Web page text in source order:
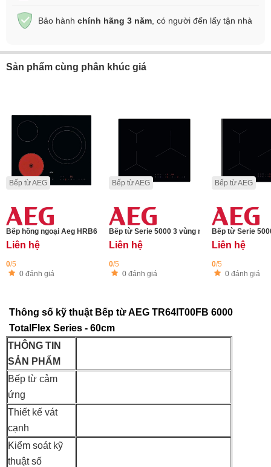
Bảo hành chính hãng 3 năm , có người đến lấy tận nhà
Sản phẩm cùng phân khúc giá
Bếp từ AEG
Bếp hồng ngoại Aeg HRB63321CK - 3000 Series
Liên hệ
0/5
0 đánh giá
Bếp từ AEG
Bếp từ Serie 5000 3 vùng nấu AEG TN63IP0BIB
Liên hệ
0/5
0 đánh giá
Bếp từ AEG
Bếp từ Serie
Liên hệ
0/5
0 đánh giá
Thông số kỹ thuật Bếp từ AEG TR64IT00FB 6000
TotalFlex Series - 60cm
THÔNG TIN
SẢN PHẨM
Bếp từ cảm
ứng
Thiết kế vát
cạnh
Kiểm soát kỹ
thuật số